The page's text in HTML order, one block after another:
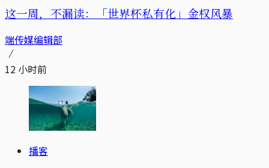
这一周，不漏读：「世界杯私有化」金权风暴
端传媒编辑部
12 小时前
播客